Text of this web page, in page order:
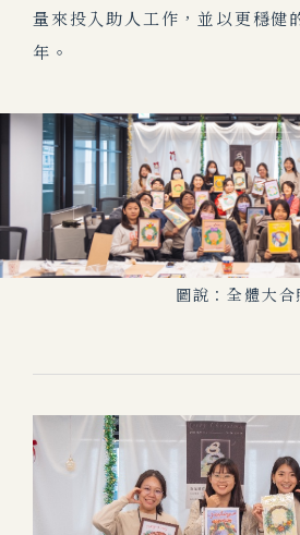
量來投入助人工作，並以更穩健
年。
圖說：全體大合